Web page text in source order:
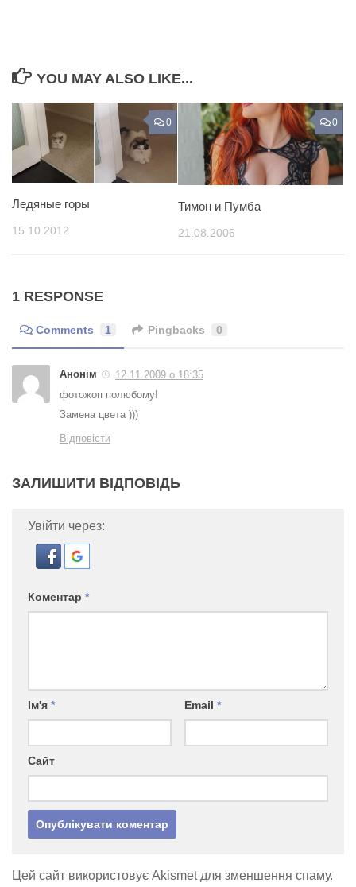
YOU MAY ALSO LIKE...
0
Ледяные горы
15.10.2012
0
Тимон и Пумба
21.08.2006
1 RESPONSE
Comments 1 Pingbacks 0
Анонім
12.11.2009 о 18:35
фотожоп полюбому!
Замена цвета )))
Відповісти
ЗАЛИШИТИ ВІДПОВІДЬ
Увійти через:
Коментар *
Ім'я * Email *
Сайт
Цей сайт використовує Akismet для зменшення спаму.